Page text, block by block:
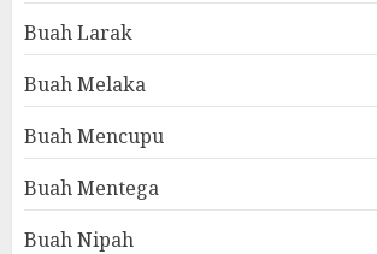
Buah Larak
Buah Melaka
Buah Mencupu
Buah Mentega
Buah Nipah